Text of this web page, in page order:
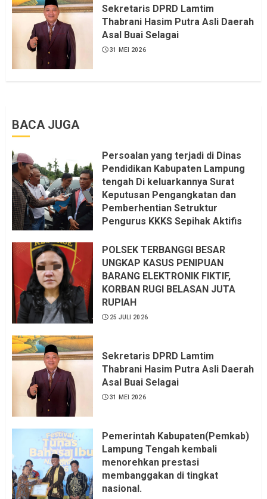
Dapat saya pastikan penuh Unsur
KKN, dan Unsur Politik.
6 AGUSTUS 2026
Sekretaris DPRD Lamtim
Thabrani Hasim Putra Asli Daerah
Asal Buai Selagai
31 MEI 2026
BACA JUGA
Persoalan yang terjadi di Dinas
Pendidikan Kabupaten Lampung
tengah Di keluarkannya Surat
Keputusan Pengangkatan dan
Pemberhentian Setruktur
Pengurus KKKS Sepihak Aktifis
Sangat menantang Aturan dan
Dapat saya pastikan penuh Unsur
KKN, dan Unsur Politik.
6 AGUSTUS 2026
POLSEK TERBANGGI BESAR
UNGKAP KASUS PENIPUAN
BARANG ELEKTRONIK FIKTIF,
KORBAN RUGI BELASAN JUTA
RUPIAH
25 JULI 2026
Sekretaris DPRD Lamtim
Thabrani Hasim Putra Asli Daerah
Asal Buai Selagai
31 MEI 2026
Pemerintah Kabupaten(Pemkab)
Lampung Tengah kembali
menorehkan prestasi
membanggakan di tingkat
nasional.